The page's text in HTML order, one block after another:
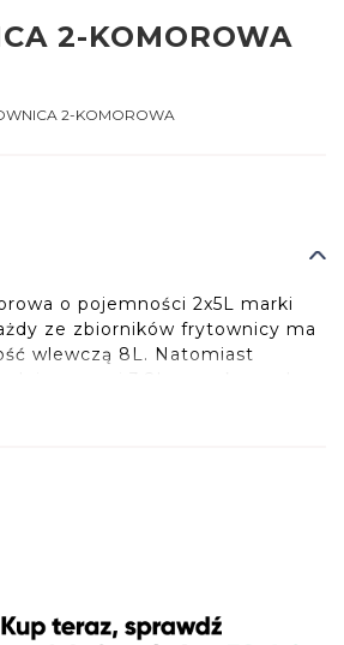
2-KOMOROWA
2-KOMOROWA
o pojemności 2x5L marki
ze zbiorników frytownicy ma
wlewczą 8L. Natomiast
o mocy 2,0kW, sterowana
zakresie 60~200℃.
wyłączniki pozwalają
bez konieczności
z sieci. Dodatkowo
wytrzymałego poliwęglanu,
zachlapaniem olejem